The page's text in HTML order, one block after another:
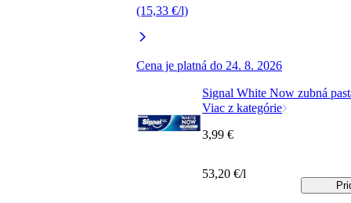
(15,33 €/l)
Cena je platná do 24. 8. 2026
Signal White Now zubná
Viac z kategórie
3,99 €
53,20 €/l